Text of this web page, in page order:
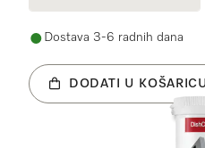
Dostava 3-6 radnih dana
DODATI U